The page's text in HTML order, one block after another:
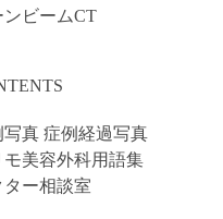
ンビームCT
写真 症例経過写真
モ美容外科用語集
ター相談室